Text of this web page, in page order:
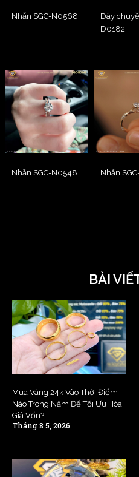
Nhẫn SGC-N0568
Dây
D0182
Nhẫn SGC-N0548 Nhẫn
BÀI
Mua Vàng 24k Vào Thời Điểm
Nào Trong Năm Để Tối Ưu Hóa
Giá Vốn?
Tháng 8 5, 2026